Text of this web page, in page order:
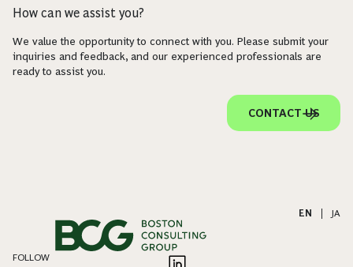
How can we assist you?
We value the opportunity to connect with you. Please submit your
inquiries and feedback, and our experienced professionals are
ready to assist you.
CONTACT US
EN JA
FOLLOW